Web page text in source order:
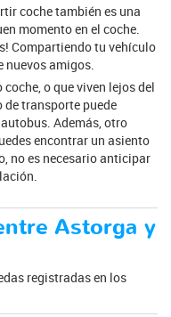
coche también es una
momento en el coche.
Compartiendo tu vehículo
nuevos amigos.
o que viven lejos del
transporte puede
Además, otro
encontrar un asiento
no es necesario anticipar
Astorga y
registradas en los